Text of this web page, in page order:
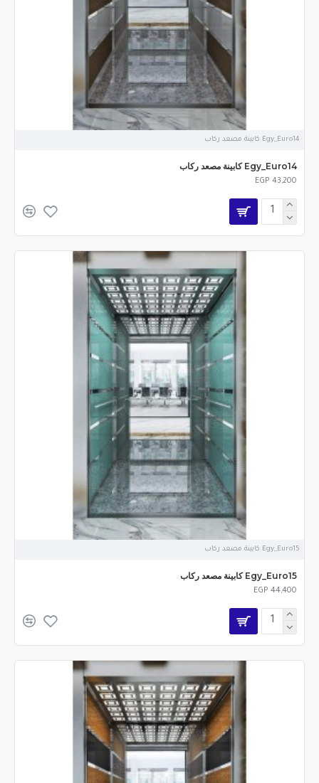
Egy_Euro14 كابينة مصعد ركاب
Egy_Euro14 كابينة مصعد ركاب
EGP 43,200
Egy_Euro15 كابينة مصعد ركاب
Egy_Euro15 كابينة مصعد ركاب
EGP 44,400